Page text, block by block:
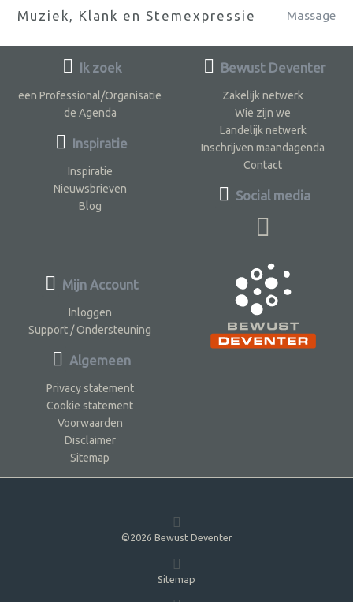
Muziek, Klank en Stemexpressie Massage
Ik zoek
een Professional/Organisatie
de Agenda
Inspiratie
Inspiratie
Nieuwsbrieven
Blog
Bewust Deventer
Zakelijk netwerk
Wie zijn we
Landelijk netwerk
Inschrijven maandagenda
Contact
Social media
Mijn Account
Inloggen
Support / Ondersteuning
Algemeen
Privacy statement
Cookie statement
Voorwaarden
Disclaimer
Sitemap
©2026 Bewust Deventer
Sitemap